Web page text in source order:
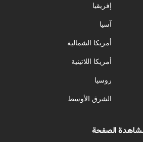
إفريقيا
آسيا
أمريكا الشمالية
أمريكا اللاتينية
روسيا
الشرق الأوسط
الصفحة